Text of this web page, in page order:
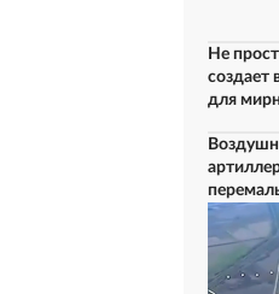
Не
создает
для